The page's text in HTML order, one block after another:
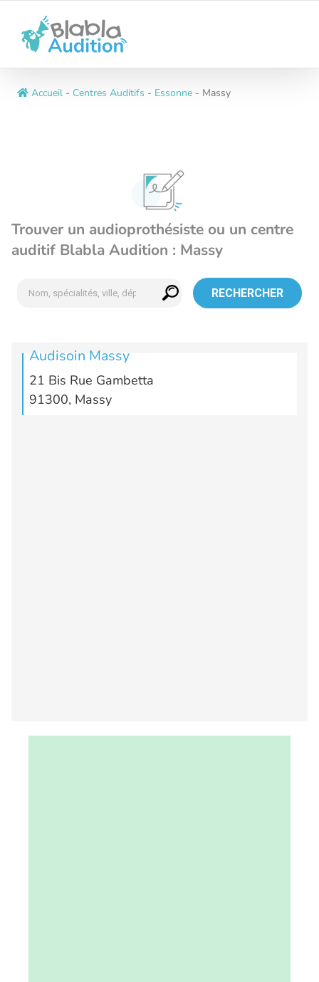
contenu
Accueil - Centres Auditifs - Essonne - Massy
Trouver un audioprothésiste ou un centre
auditif Blabla Audition : Massy
RECHERCHER
Audisoin Massy
21 Bis Rue Gambetta
91300, Massy